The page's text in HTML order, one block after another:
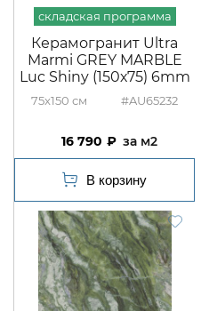
Керамогранит Ultra
Marmi GREY MARBLE
Luc Shiny (150х75) 6mm
75x150 #AU65232
16 790 м2